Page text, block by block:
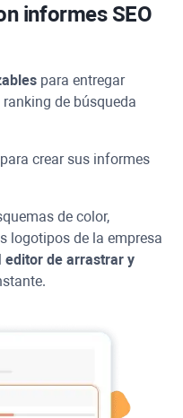
informes SEO
para entregar
de búsqueda
para crear sus informes
de color,
logotipos de la empresa
editor de arrastrar y